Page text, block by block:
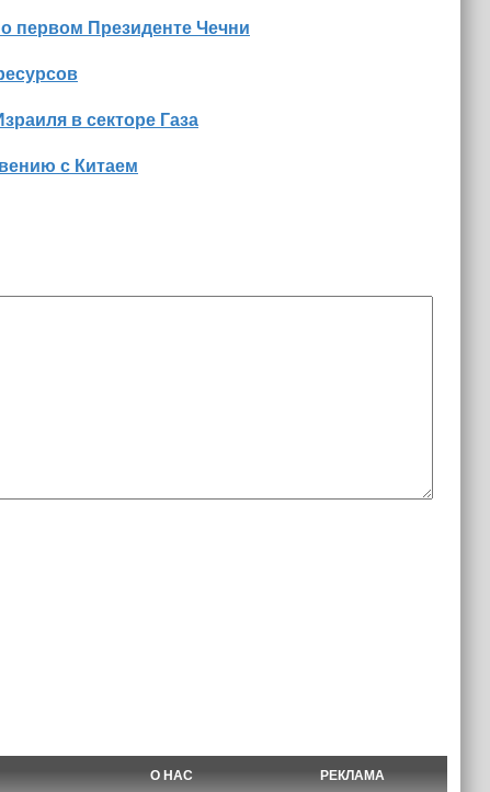
первом Президенте Чечни
в секторе Газа
с Китаем
О НАС РЕКЛАМА